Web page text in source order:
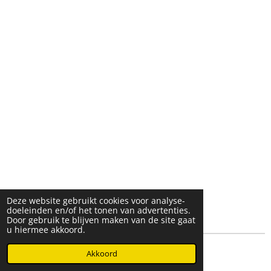
Deze website gebruikt cookies voor analyse-
doeleinden en/of het tonen van advertenties.
Door gebruik te blijven maken van de site gaat
u hiermee akkoord.
Akkoord
© 2025- 2026 Djöz mode